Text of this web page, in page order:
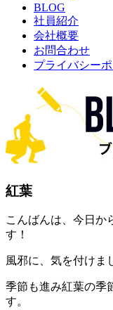
BLOG
社員紹介
会社概要
お問合わせ
プライバシー
紅葉
こんばんは、今日か
す！
風邪に、気を付け
季節も進み紅葉の季